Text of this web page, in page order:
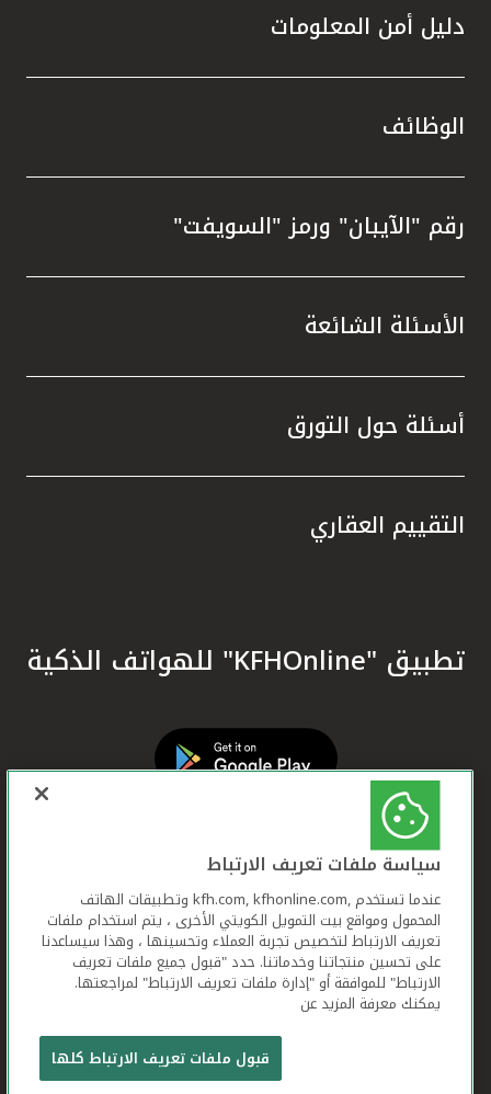
دليل أمن المعلومات
الوظائف
رقم "الآيبان" ورمز "السويفت"
الأسئلة الشائعة
أسئلة حول التورق
التقييم العقاري
تطبيق "KFHOnline" للهواتف الذكية
بيت التمويل الكويتي جميع الحقوق محفوظة © 2026
سياسة ملفات تعريف الارتباط
عندما تستخدم ,kfh.com, kfhonline.com وتطبيقات الهاتف
المحمول ومواقع بيت التمويل الكويتي الأخرى ، يتم استخدام ملفات
تعريف الارتباط لتخصيص تجربة العملاء وتحسينها ، وهذا سيساعدنا
على تحسين منتجاتنا وخدماتنا. حدد "قبول جميع ملفات تعريف
الارتباط" للموافقة أو "إدارة ملفات تعريف الارتباط" لمراجعتها.
يمكنك معرفة المزيد عن
قبول ملفات تعريف الارتباط كلها